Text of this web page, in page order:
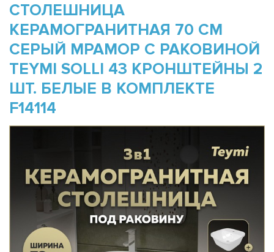
СТОЛЕШНИЦА
КЕРАМОГРАНИТНАЯ 70 СМ
СЕРЫЙ МРАМОР С РАКОВИНОЙ
TEYMI SOLLI 43 КРОНШТЕЙНЫ 2
ШТ. БЕЛЫЕ В КОМПЛЕКТЕ
F14114